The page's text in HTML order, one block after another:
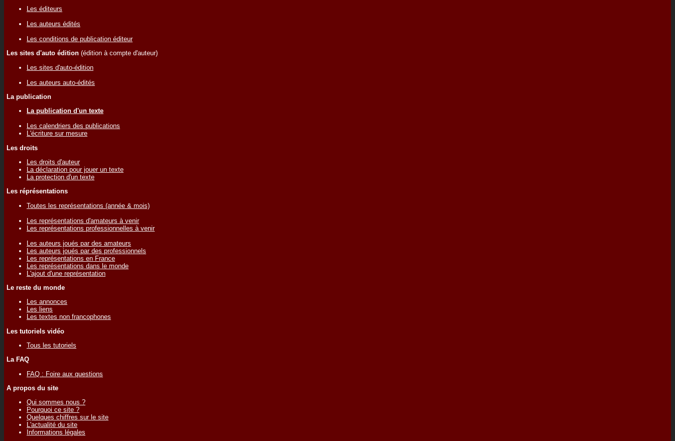
Les éditeurs
Les auteurs édités
Les conditions de publication éditeur
Les sites d'auto édition (édition à compte d'auteur)
Les sites d'auto-édition
Les auteurs auto-édités
La publication
La publication d'un texte
Les calendriers des publications
L'écriture sur mesure
Les droits
Les droits d'auteur
La déclaration pour jouer un texte
La protection d'un texte
Les réprésentations
Toutes les représentations (année & mois)
Les représentations d'amateurs à venir
Les représentations professionnelles à venir
Les auteurs joués par des amateurs
Les auteurs joués par des professionnels
Les représentations en France
Les représentations dans le monde
L'ajout d'une représentation
Le reste du monde
Les annonces
Les liens
Les textes non francophones
Les tutoriels vidéo
Tous les tutoriels
La FAQ
FAQ : Foire aux questions
A propos du site
Qui sommes nous ?
Pourquoi ce site ?
Quelques chiffres sur le site
L'actualité du site
Informations légales